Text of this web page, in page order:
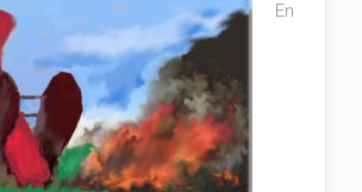
En